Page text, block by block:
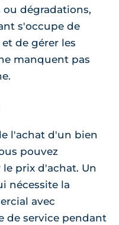
dégradations,
s'occupe de
de gérer les
manquent pas
l'achat d'un bien
pouvez
le prix d'achat. Un
nécessite la
avec
de service pendant